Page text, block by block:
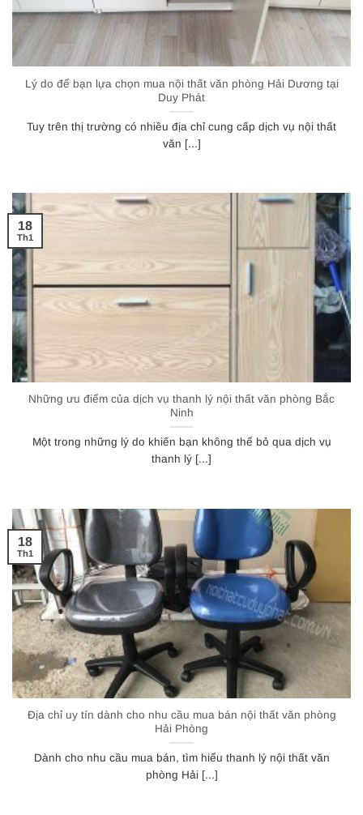
Lý do để bạn lựa chọn mua nội thất văn phòng Hải Dương tại
Duy Phát
Tuy trên thị trường có nhiều địa chỉ cung cấp dịch vụ nội thất
văn [...]
Những ưu điểm của dịch vụ thanh lý nội thất văn phòng Bắc
Ninh
Một trong những lý do khiến bạn không thể bỏ qua dịch vụ
thanh lý [...]
18
Th1
Địa chỉ uy tín dành cho nhu cầu mua bán nội thất văn phòng
Hải Phòng
Dành cho nhu cầu mua bán, tìm hiểu thanh lý nội thất văn
phòng Hải [...]
18
Th1